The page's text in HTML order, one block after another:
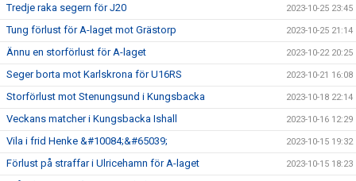
Tredje raka segern för J20 2023-10-25 23:45
Tung förlust för A-laget mot Grästorp 2023-10-25 21:14
Ännu en storförlust för A-laget 2023-10-22 20:25
Seger borta mot Karlskrona för U16RS 2023-10-21 16:08
Storförlust mot Stenungsund i Kungsbacka 2023-10-18 22:14
Veckans matcher i Kungsbacka Ishall 2023-10-16 12:29
Vila i frid Henke &#10084;&#65039; 2023-10-15 19:32
Förlust på straffar i Ulricehamn för A-laget 2023-10-15 18:23